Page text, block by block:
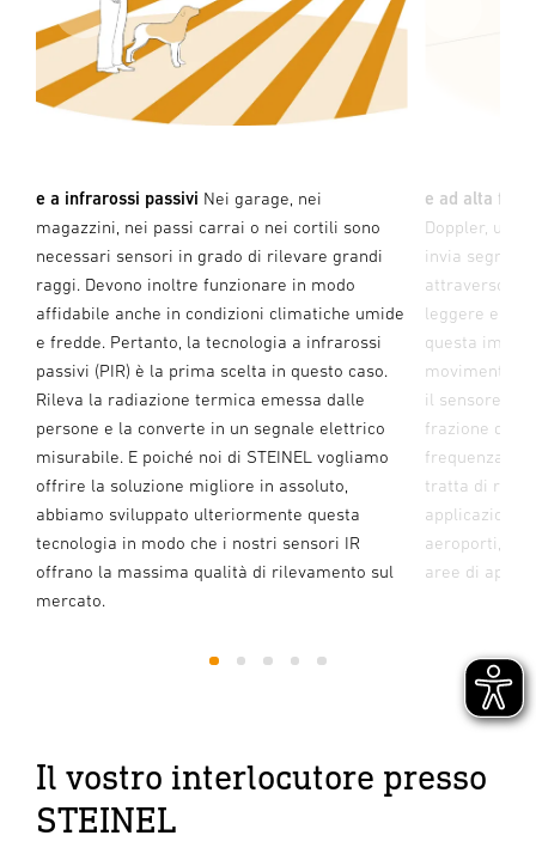
e a infrarossi passivi Nei garage, nei
magazzini, nei passi carrai o nei cortili sono
necessari sensori in grado di rilevare grandi
raggi. Devono inoltre funzionare in modo
affidabile anche in condizioni climatiche umide
e fredde. Pertanto, la tecnologia a infrarossi
passivi (PIR) è la prima scelta in questo caso.
Rileva la radiazione termica emessa dalle
persone e la converte in un segnale elettrico
misurabile. E poiché noi di STEINEL vogliamo
offrire la soluzione migliore in assoluto,
abbiamo sviluppato ulteriormente questa
tecnologia in modo che i nostri sensori IR
offrano la massima qualità di rilevamento sul
mercato.
e ad alta
Doppler, un
invia segnali
attraverso il
leggere e
questa
movimento
il sensore lo
frazione di
frequenza
tratta di
applicazione
aeroporti,
aree di
1 3 5
Il vostro interlocutore presso
STEINEL